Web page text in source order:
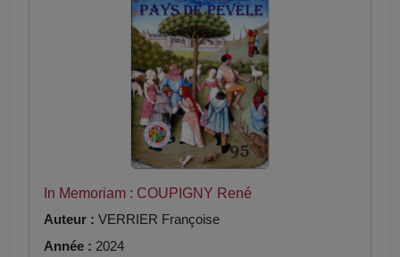
In Memoriam : COUPIGNY René
Auteur : VERRIER Françoise
Année : 2024